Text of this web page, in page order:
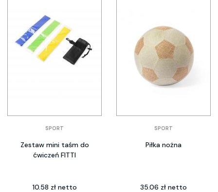
SPORT
Zestaw mini taśm do
ćwiczeń FITTI
10.58 zł netto
SPORT
Piłka nożna
35.06 zł netto